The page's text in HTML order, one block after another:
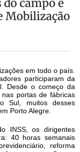
campo e
Mobilização
em todo o país.
participaram da
Desde o começo da
portas de fábricas
Sul, muitos desses
Porto Alegre.
INSS, os dirigentes
40 horas semanais
reforma